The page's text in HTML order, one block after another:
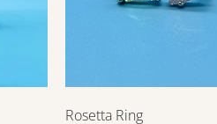
Visualização rápida
Rosetta Ring